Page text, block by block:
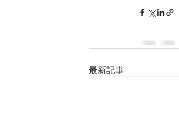
最新記事